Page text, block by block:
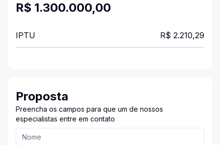
R$ 1.300.000,00
IPTU R$ 2.210,29
Proposta
Preencha os campos para que um de nossos
especialistas entre em contato